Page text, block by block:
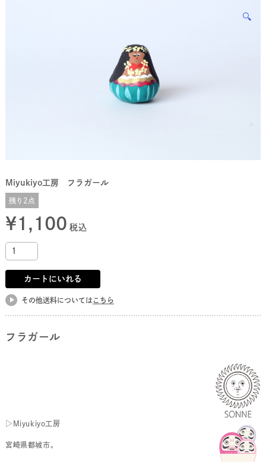
🔍
Miyukiyo工房 フラガール
残り2点
¥1,100 税込
カートにいれる
その他送料については こちら
フラガール
▷Miyukiyo工房
宮崎県都城市。